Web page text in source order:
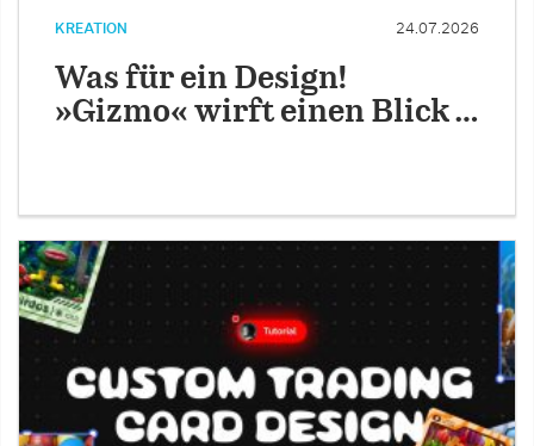
KREATION 24.07.2026
Was für ein Design!
»Gizmo« wirft einen Blick …